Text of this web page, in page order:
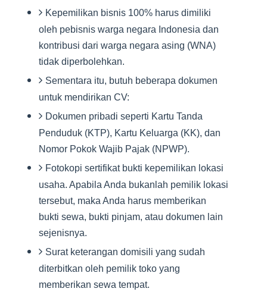
Kepemilikan bisnis 100% harus dimiliki
oleh pebisnis warga negara Indonesia dan
kontribusi dari warga negara asing (WNA)
tidak diperbolehkan.
Sementara itu, butuh beberapa dokumen
untuk mendirikan CV:
Dokumen pribadi seperti Kartu Tanda
Penduduk (KTP), Kartu Keluarga (KK), dan
Nomor Pokok Wajib Pajak (NPWP).
Fotokopi sertifikat bukti kepemilikan lokasi
usaha. Apabila Anda bukanlah pemilik lokasi
tersebut, maka Anda harus memberikan
bukti sewa, bukti pinjam, atau dokumen lain
sejenisnya.
Surat keterangan domisili yang sudah
diterbitkan oleh pemilik toko yang
memberikan sewa tempat.